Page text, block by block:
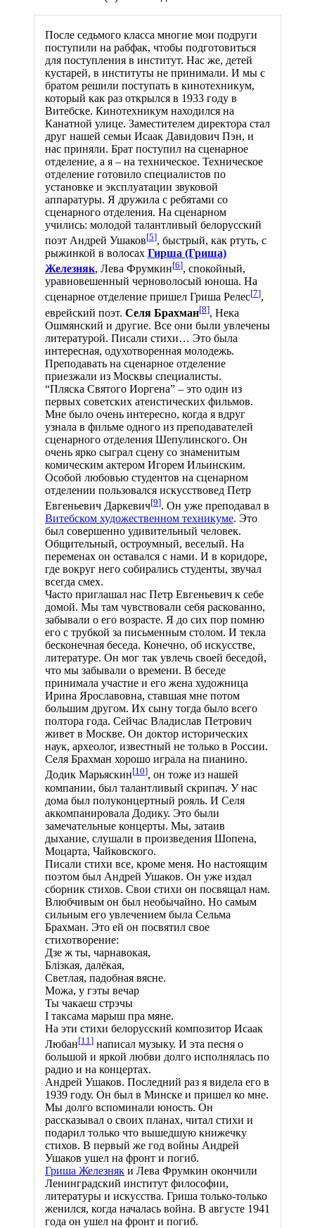
После седьмого класса многие мои подруги
поступили на рабфак, чтобы подготовиться
для поступления в институт. Нас же, детей
кустарей, в институты не принимали. И мы с
братом решили поступать в кинотехникум,
который как раз открылся в 1933 году в
Витебске. Кинотехникум находился на
Канатной улице. Заместителем директора стал
друг нашей семьи Исаак Давидович Пэн, и
нас приняли. Брат поступил на сценарное
отделение, а я – на техническое. Техническое
отделение готовило специалистов по
установке и эксплуатации звуковой
аппаратуры. Я дружила с ребятами со
сценарного отделения. На сценарном
учились: молодой талантливый белорусский
поэт Андрей Ушаков[5], быстрый, как ртуть, с
рыжинкой в волосах Гирша (Гриша)
Железняк, Лева Фрумкин[6], спокойный,
уравновешенный черноволосый юноша. На
сценарное отделение пришел Гриша Релес[7],
еврейский поэт. Селя Брахман[8], Нека
Ошмянский и другие. Все они были увлечены
литературой. Писали стихи… Это была
интересная, одухотворенная молодежь.
Преподавать на сценарное отделение
приезжали из Москвы специалисты.
“Пляска Святого Иоргена” – это один из
первых советских атеистических фильмов.
Мне было очень интересно, когда я вдруг
узнала в фильме одного из преподавателей
сценарного отделения Шепулинского. Он
очень ярко сыграл сцену со знаменитым
комическим актером Игорем Ильинским.
Особой любовью студентов на сценарном
отделении пользовался искусствовед Петр
Евгеньевич Даркевич[9]. Он уже преподавал в
Витебском художественном техникуме. Это
был совершенно удивительный человек.
Общительный, остроумный, веселый. На
переменах он оставался с нами. И в коридоре,
где вокруг него собирались студенты, звучал
всегда смех.
Часто приглашал нас Петр Евгеньевич к себе
домой. Мы там чувствовали себя раскованно,
забывали о его возрасте. Я до сих пор помню
его с трубкой за письменным столом. И текла
бесконечная беседа. Конечно, об искусстве,
литературе. Он мог так увлечь своей беседой,
что мы забывали о времени. В беседе
принимала участие и его жена художница
Ирина Ярославовна, ставшая мне потом
большим другом. Их сыну тогда было всего
полтора года. Сейчас Владислав Петрович
живет в Москве. Он доктор исторических
наук, археолог, известный не только в России.
Селя Брахман хорошо играла на пианино.
Додик Марьяскин[10], он тоже из нашей
компании, был талантливый скрипач. У нас
дома был полуконцертный рояль. И Селя
аккомпанировала Додику. Это были
замечательные концерты. Мы, затаив
дыхание, слушали в произведения Шопена,
Моцарта, Чайковского.
Писали стихи все, кроме меня. Но настоящим
поэтом был Андрей Ушаков. Он уже издал
сборник стихов. Свои стихи он посвящал нам.
Влюбчивым он был необычайно. Но самым
сильным его увлечением была Сельма
Брахман. Это ей он посвятил свое
стихотворение:
Дзе ж ты, чарнавокая,
Блiзкая, далёкая,
Светлая, падобная вясне.
Можа, у гэты вечар
Ты чакаеш стрэчы
I таксама марыш пра мяне.
На эти стихи белорусский композитор Исаак
Любан[11 ] написал музыку. И эта песня о
большой и яркой любви долго исполнялась по
радио и на концертах.
Андрей Ушаков. Последний раз я видела его в
1939 году. Он был в Минске и пришел ко мне.
Мы долго вспоминали юность. Он
рассказывал о своих планах, читал стихи и
подарил только что вышедшую книжечку
стихов. В первый же год войны Андрей
Ушаков ушел на фронт и погиб.
Гриша Железняк и Лева Фрумкин окончили
Ленинградский институт философии,
литературы и искусства. Гриша только-только
женился, когда началась война. В августе 1941
года он ушел на фронт и погиб.